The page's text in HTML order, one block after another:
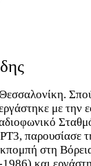
με την
παρουσίασε
στη